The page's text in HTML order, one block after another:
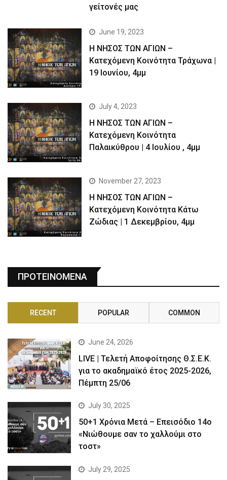
γείτονές μας
June 19, 2023
Η ΝΗΣΟΣ ΤΩΝ ΑΓΙΩΝ –
Kατεχόμενη Κοινότητα Τράχωνα |
19 Ιουνίου, 4μμ
July 4, 2023
Η ΝΗΣΟΣ ΤΩΝ ΑΓΙΩΝ –
Kατεχόμενη Κοινότητα
Παλαικύθρου | 4 Ιουλίου , 4μμ
November 27, 2023
Η ΝΗΣΟΣ ΤΩΝ ΑΓΙΩΝ –
Κατεχόμενη Κοινότητα Κάτω
Ζώδιας | 1 Δεκεμβρίου, 4μμ
ΠΡΟΤΕΙΝΟΜΕΝΑ
RECENT POPULAR COMMON
June 24, 2026
LIVE | Τελετή Αποφοίτησης Θ.Σ.Ε.Κ.
για το ακαδημαϊκό έτος 2025-2026,
Πέμπτη 25/06
July 30, 2025
50+1 Χρόνια Μετά – Επεισόδιο 14ο
«Νιώθουμε σαν το χαλλούμι στο
τοστ»
July 29, 2025